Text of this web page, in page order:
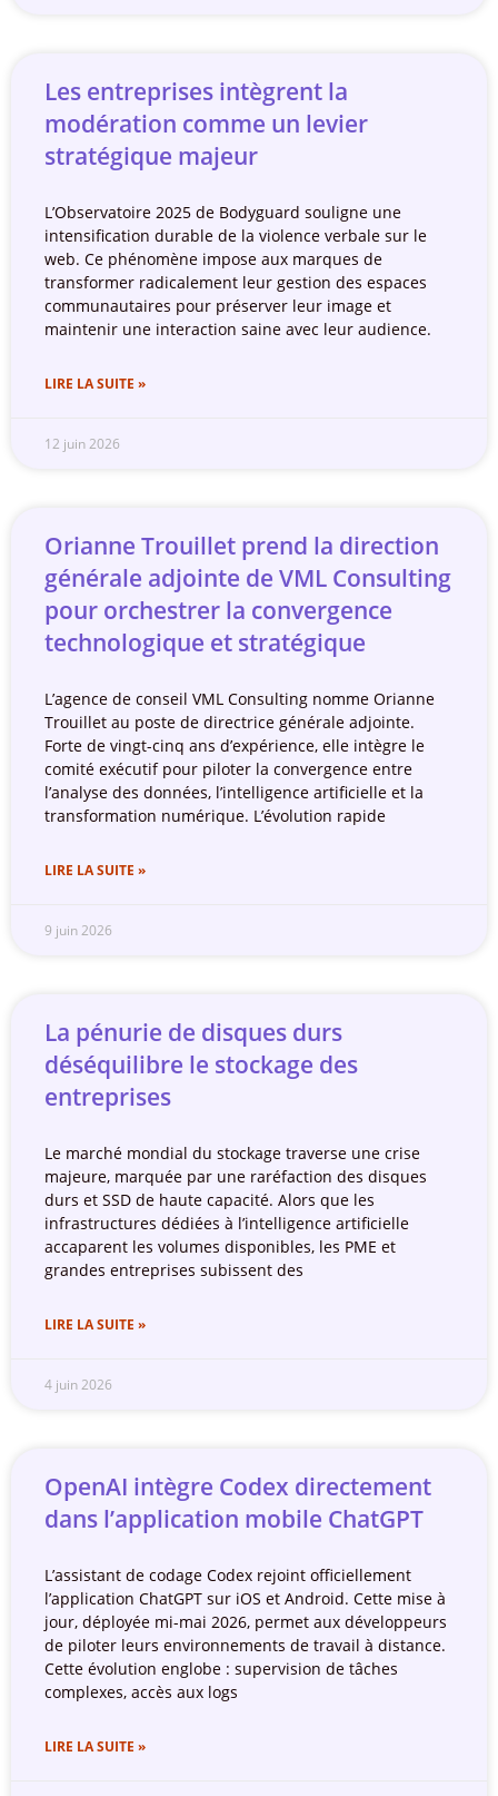
Les entreprises intègrent la
modération comme un levier
stratégique majeur
L’Observatoire 2025 de Bodyguard souligne une
intensification durable de la violence verbale sur le
web. Ce phénomène impose aux marques de
transformer radicalement leur gestion des espaces
communautaires pour préserver leur image et
maintenir une interaction saine avec leur audience.
LIRE LA SUITE »
12 juin 2026
Orianne Trouillet prend la direction
générale adjointe de VML Consulting
pour orchestrer la convergence
technologique et stratégique
L’agence de conseil VML Consulting nomme Orianne
Trouillet au poste de directrice générale adjointe.
Forte de vingt-cinq ans d’expérience, elle intègre le
comité exécutif pour piloter la convergence entre
l’analyse des données, l’intelligence artificielle et la
transformation numérique. L’évolution rapide
LIRE LA SUITE »
9 juin 2026
La pénurie de disques durs
déséquilibre le stockage des
entreprises
Le marché mondial du stockage traverse une crise
majeure, marquée par une raréfaction des disques
durs et SSD de haute capacité. Alors que les
infrastructures dédiées à l’intelligence artificielle
accaparent les volumes disponibles, les PME et
grandes entreprises subissent des
LIRE LA SUITE »
4 juin 2026
OpenAI intègre Codex directement
dans l’application mobile ChatGPT
L’assistant de codage Codex rejoint officiellement
l’application ChatGPT sur iOS et Android. Cette mise à
jour, déployée mi-mai 2026, permet aux développeurs
de piloter leurs environnements de travail à distance.
Cette évolution englobe : supervision de tâches
complexes, accès aux logs
LIRE LA SUITE »